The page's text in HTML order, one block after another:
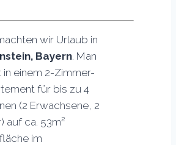
wir Urlaub in
Bayern. Man
einem 2-Zimmer-
für bis zu 4
(2 Erwachsene, 2
auf ca. 53m²
im